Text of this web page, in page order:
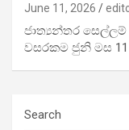
June 11, 2026
ජාත්‍යන්තර සෙල්ලම්
වසරකම ජුනි මස
Search